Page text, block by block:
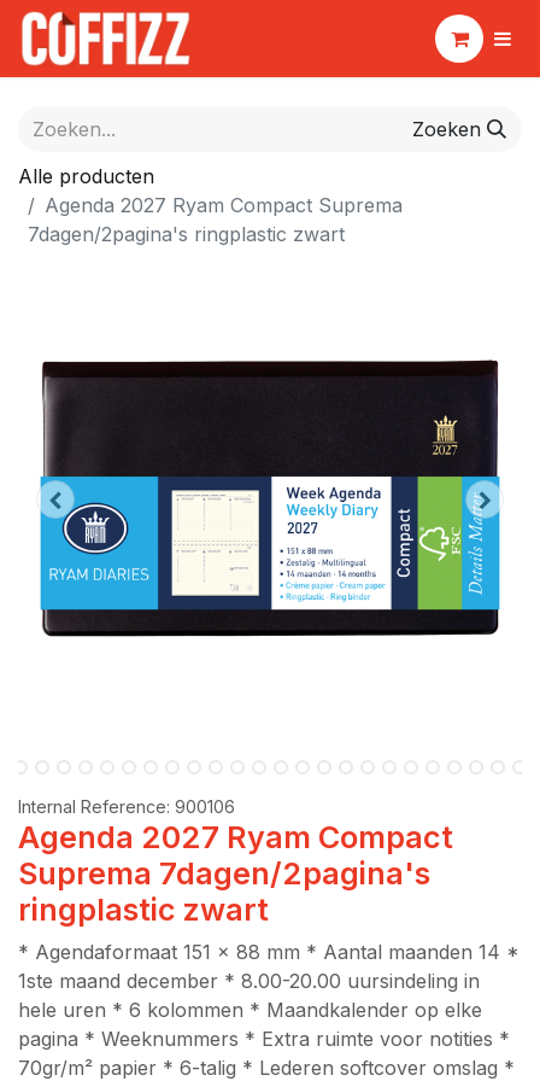
Zoeken
Alle producten
Agenda 2027 Ryam Compact Suprema
7dagen/2pagina's ringplastic zwart
Internal Reference: 900106
Agenda 2027 Ryam Compact
Suprema 7dagen/2pagina's
ringplastic zwart
* Agendaformaat 151 x 88 mm * Aantal maanden 14 *
1ste maand december * 8.00-20.00 uursindeling in
hele uren * 6 kolommen * Maandkalender op elke
pagina * Weeknummers * Extra ruimte voor notities *
70gr/m² papier * 6-talig * Lederen softcover omslag *